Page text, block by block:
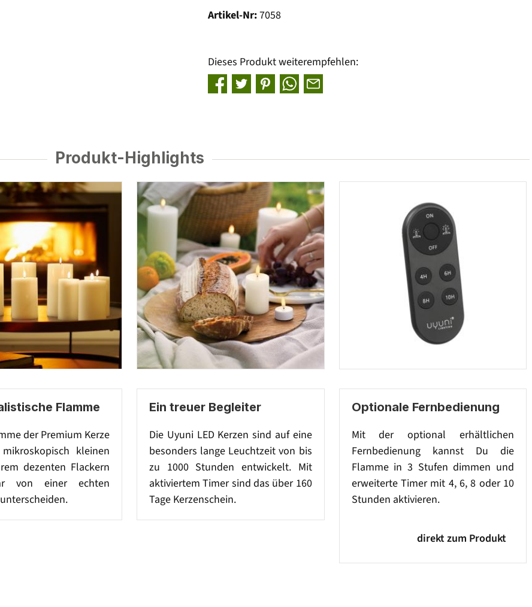
Artikel-Nr:7058
Dieses Produkt weiterempfehlen:
Produkt-Highlights
Flamme
der Premium Kerze
kleinen
dezenten Flackern
von einer echten
Ein treuer Begleiter
Die Uyuni LED Kerzen sind auf eine
besonders lange Leuchtzeit von bis
zu 1000 Stunden entwickelt. Mit
aktiviertem Timer sind das über 160
Tage Kerzenschein.
Optionale Fernbedienung
Mit der optional erhältlichen
Fernbedienung kannst Du die
Flamme in 3 Stufen dimmen und
erweiterte Timer mit 4, 6, 8 oder 10
Stunden aktivieren.
direkt zum Produkt